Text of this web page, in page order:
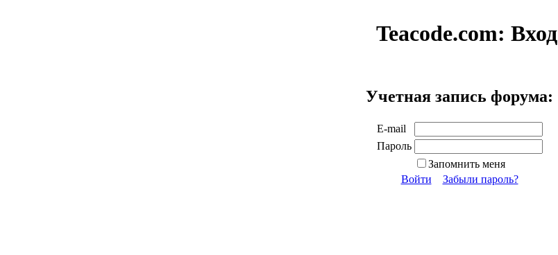
Teacode.com: Вход
Учетная запись форума:
E-mail
Пароль
Запомнить меня
Войти
Забыли пароль?